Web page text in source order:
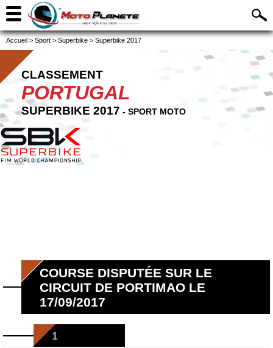
Accueil > Sport > Superbike > Superbike 2017
CLASSEMENT
PORTUGAL
SUPERBIKE 2017 - SPORT MOTO
COURSE DISPUTÉE SUR LE
CIRCUIT DE PORTIMAO LE
17/09/2017
1